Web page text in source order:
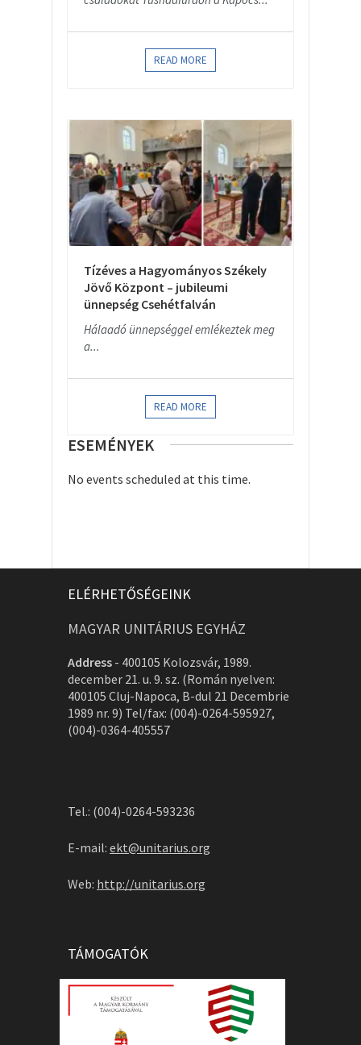
READ MORE
Tízéves a Hagyományos Székely
Jövő Központ – jubileumi
ünnepség Csehétfalván
Hálaadó ünnepséggel emlékeztek meg
a...
READ MORE
ESEMÉNYEK
No events scheduled at this time.
ELÉRHETŐSÉGEINK
MAGYAR UNITÁRIUS EGYHÁZ
Address - 400105 Kolozsvár, 1989.
december 21. u. 9. sz. (Román nyelven:
400105 Cluj-Napoca, B-dul 21 Decembrie
1989 nr. 9) Tel/fax: (004)-0264-595927,
(004)-0364-405557
Tel.: (004)-0264-593236
E-mail: ekt@unitarius.org
Web: http://unitarius.org
TÁMOGATÓK